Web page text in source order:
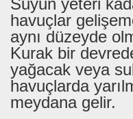
Suyun yeteri
havuçlar
aynı düzeyde
Kurak bir
yağacak veya
havuçlarda
meydana gelir.